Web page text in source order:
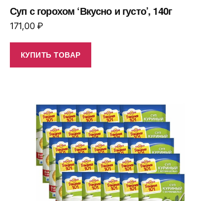
Суп с горохом ‘Вкусно и густо’, 140г
171,00₽
КУПИТЬ ТОВАР